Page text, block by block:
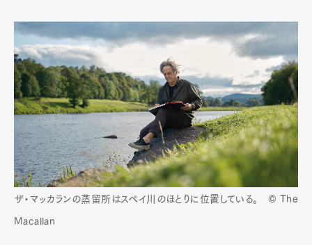
ザ・マッカランの蒸留所はスペイ川のほとりに位置している。 © The
Macallan